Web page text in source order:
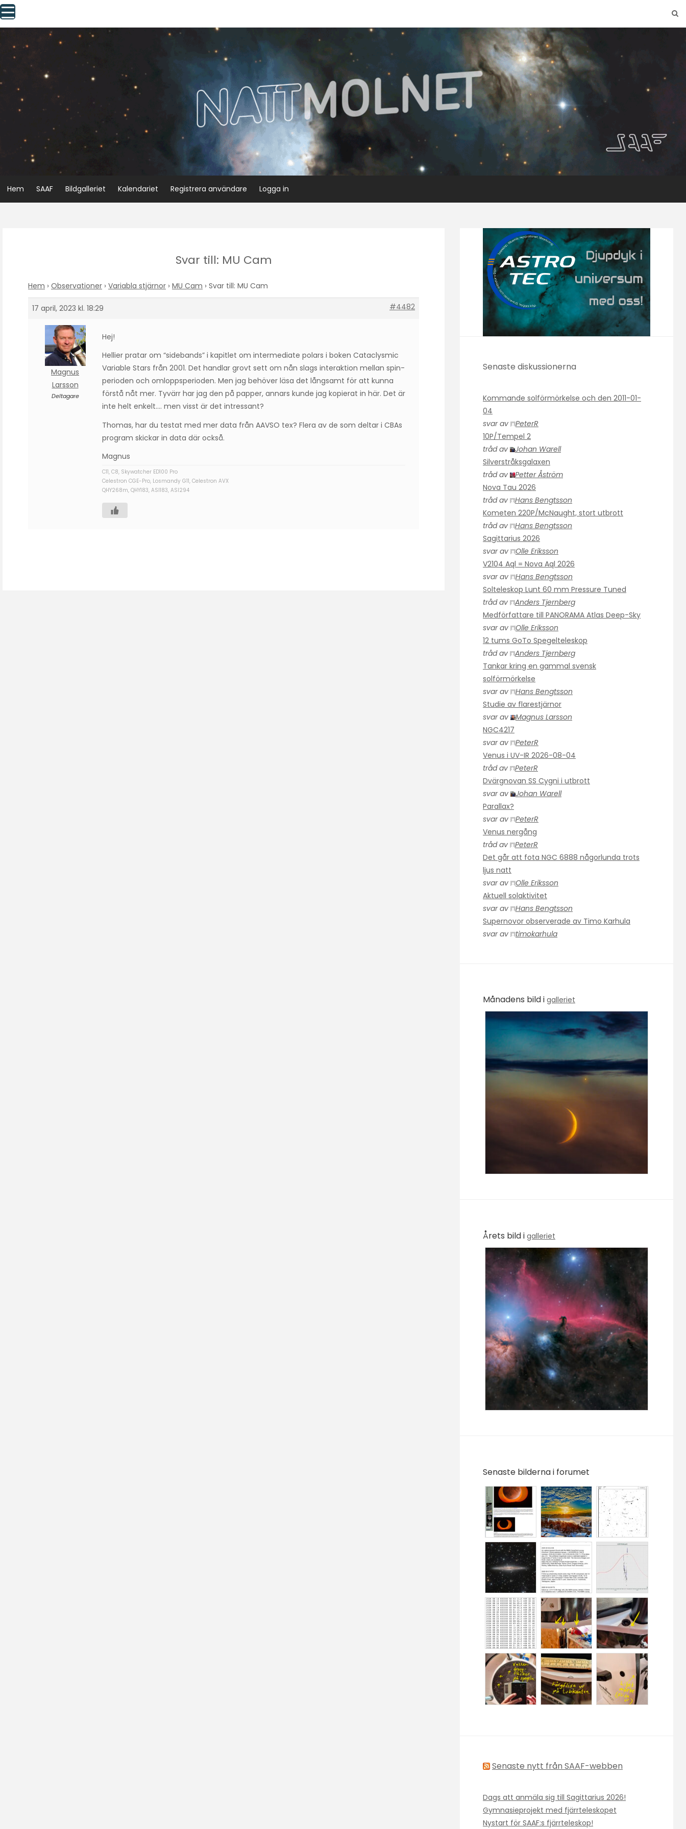
Skip
to
content
Hem SAAF Bildgalleriet Kalendariet Registrera användare Logga in
Svar till: MU Cam
Hem › Observationer › Variabla stjärnor › MU Cam › Svar till: MU Cam
17 april, 2023 kl. 18:29 #4482
Magnus
Larsson
Deltagare
Hej!
Hellier pratar om “sidebands” i kapitlet om intermediate polars i boken Cataclysmic
Variable Stars från 2001. Det handlar grovt sett om nån slags interaktion mellan spin-
perioden och omloppsperioden. Men jag behöver läsa det långsamt för att kunna
förstå nåt mer. Tyvärr har jag den på papper, annars kunde jag kopierat in här. Det är
inte helt enkelt…. men visst är det intressant?
Thomas, har du testat med mer data från AAVSO tex? Flera av de som deltar i CBAs
program skickar in data där också.
Magnus
C11, C8, Skywatcher ED100 Pro
Celestron CGE-Pro, Losmandy G11, Celestron AVX
QHY268m, QHY183, ASI183, ASI294
Senaste diskussionerna
Kommande solförmörkelse och den 2011-01-
04
svar av
PeterR
10P/Tempel 2
tråd av
Johan Warell
Silverstråksgalaxen
tråd av
Petter Åström
Nova Tau 2026
tråd av
Hans Bengtsson
Kometen 220P/McNaught, stort utbrott
tråd av
Hans Bengtsson
Sagittarius 2026
svar av
Olle Eriksson
V2104 Aql = Nova Aql 2026
svar av
Hans Bengtsson
Solteleskop Lunt 60 mm Pressure Tuned
tråd av
Anders Tjernberg
Medförfattare till PANORAMA Atlas Deep-Sky
svar av
Olle Eriksson
12 tums GoTo Spegelteleskop
tråd av
Anders Tjernberg
Tankar kring en gammal svensk
solförmörkelse
svar av
Hans Bengtsson
Studie av flarestjärnor
svar av
Magnus Larsson
NGC4217
svar av
PeterR
Venus i UV-IR 2026-08-04
tråd av
PeterR
Dvärgnovan SS Cygni i utbrott
svar av
Johan Warell
Parallax?
svar av
PeterR
Venus nergång
tråd av
PeterR
Det går att fota NGC 6888 någorlunda trots
ljus natt
svar av
Olle Eriksson
Aktuell solaktivitet
svar av
Hans Bengtsson
Supernovor observerade av Timo Karhula
svar av
timokarhula
Månadens bild i galleriet
Årets bild i galleriet
Senaste bilderna i forumet
Senaste nytt från SAAF-webben
Dags att anmäla sig till Sagittarius 2026!
Gymnasieprojekt med fjärrteleskopet
Nystart för SAAF:s fjärrteleskop!